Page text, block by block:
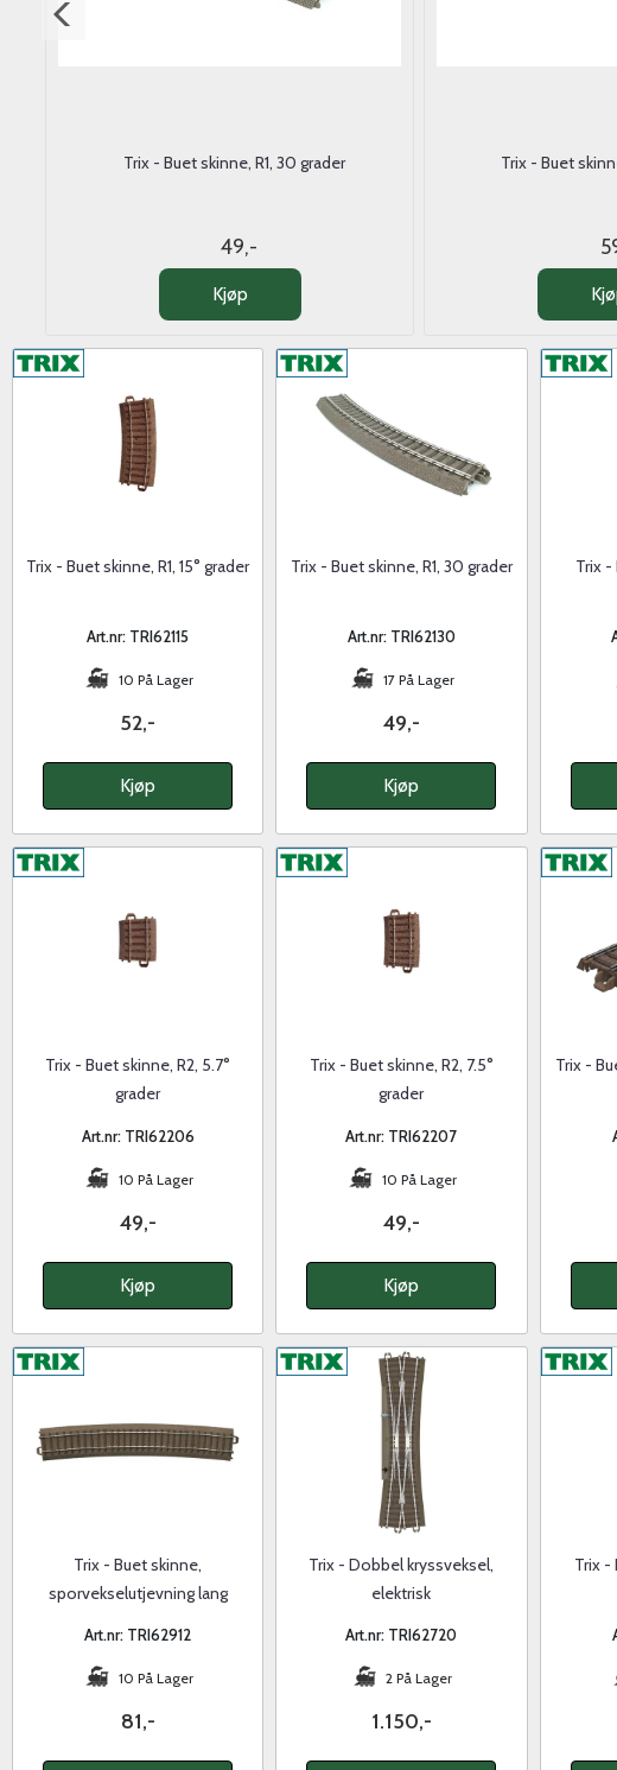
Trix - Buet skinne, R1, 30 grader
49,-
Kjøp
Trix - Buet
Trix - Buet skinne, R1, 15° grader
Art.nr: TRI62115
10 På Lager
52,-
Kjøp
Trix - Buet skinne, R1, 30 grader
Art.nr: TRI62130
17 På Lager
49,-
Kjøp
Trix -
Trix - Buet skinne, R2, 5.7°
grader
Art.nr: TRI62206
10 På Lager
49,-
Kjøp
Trix - Buet skinne, R2, 7.5°
grader
Art.nr: TRI62207
10 På Lager
49,-
Kjøp
Trix -
Trix - Buet skinne,
sporvekselutjevning lang
Art.nr: TRI62912
10 På Lager
81,-
Trix - Dobbel kryssveksel,
elektrisk
Art.nr: TRI62720
2 På Lager
1.150,-
Trix -